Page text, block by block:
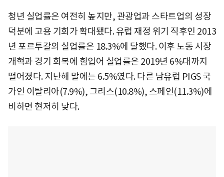
청년 실업률은 여전히 높지만, 관광업과 스타트업의 성장
덕분에 고용 기회가 확대됐다. 유럽 재정 위기 직후인 2013
년 포르투갈의 실업률은 18.3%에 달했다. 이후 노동 시장
개혁과 경기 회복에 힘입어 실업률은 2019년 6%대까지
떨어졌다. 지난해 말에는 6.5%였다. 다른 남유럽 PIGS 국
가인 이탈리아(7.9%), 그리스(10.8%), 스페인(11.3%)에
비하면 현저히 낮다.